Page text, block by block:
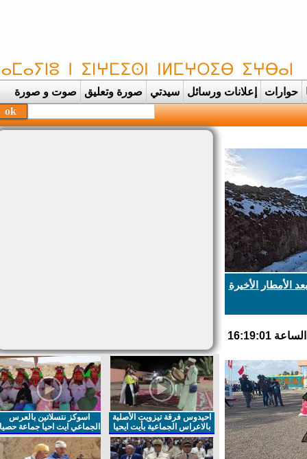
حوارات إعلانات ورسائل سيدتي صورة وتعليق صوت و صورة
الأخيرة
احيدوس فرقة تيزويت الأصلية
بالاعراس الجماعية بأيت ايحيا
اسوكز نتسلاتين بالعرس
الجماعي ايت احيا جماعة حصيا